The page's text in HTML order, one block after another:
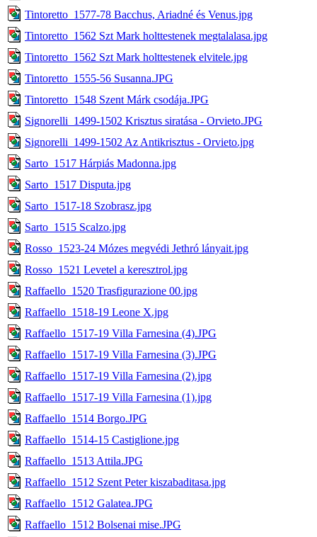
Tintoretto_1577-78 Bacchus, Ariadné és Venus.jpg
Tintoretto_1562 Szt Mark holttestenek megtalalasa.jpg
Tintoretto_1562 Szt Mark holttestenek elvitele.jpg
Tintoretto_1555-56 Susanna.JPG
Tintoretto_1548 Szent Márk csodája.JPG
Signorelli_1499-1502 Krisztus siratása - Orvieto.JPG
Signorelli_1499-1502 Az Antikrisztus - Orvieto.jpg
Sarto_1517 Hárpiás Madonna.jpg
Sarto_1517 Disputa.jpg
Sarto_1517-18 Szobrasz.jpg
Sarto_1515 Scalzo.jpg
Rosso_1523-24 Mózes megvédi Jethró lányait.jpg
Rosso_1521 Levetel a keresztrol.jpg
Raffaello_1520 Trasfigurazione 00.jpg
Raffaello_1518-19 Leone X.jpg
Raffaello_1517-19 Villa Farnesina (4).JPG
Raffaello_1517-19 Villa Farnesina (3).JPG
Raffaello_1517-19 Villa Farnesina (2).jpg
Raffaello_1517-19 Villa Farnesina (1).jpg
Raffaello_1514 Borgo.JPG
Raffaello_1514-15 Castiglione.jpg
Raffaello_1513 Attila.JPG
Raffaello_1512 Szent Peter kiszabaditasa.jpg
Raffaello_1512 Galatea.JPG
Raffaello_1512 Bolsenai mise.JPG